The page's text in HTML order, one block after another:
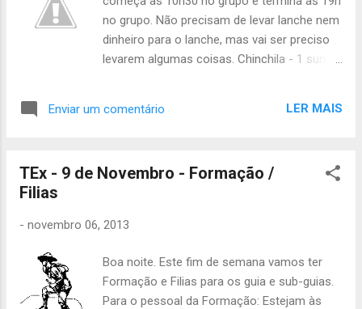
no grupo. Não precisam de levar lanche nem
dinheiro para o lanche, mas vai ser preciso
levarem algumas coisas. Chinchila - 1 sumo
pão de forma grande Águia- 1 sumo grande
bolachas Arara- 1 pacote de pão de forma
Suricata- 1 pacote de batatas fritas Texugo-
sabem, quem precisar de faltar tem de
Enviar um comentário LER MAIS
TEx - 9 de Novembro - Formação /
Filias
- novembro 06, 2013
Boa noite. Este fim de semana vamos ter
Formação e Filias para os guia e sub-guias.
Para o pessoal da Formação: Estejam às